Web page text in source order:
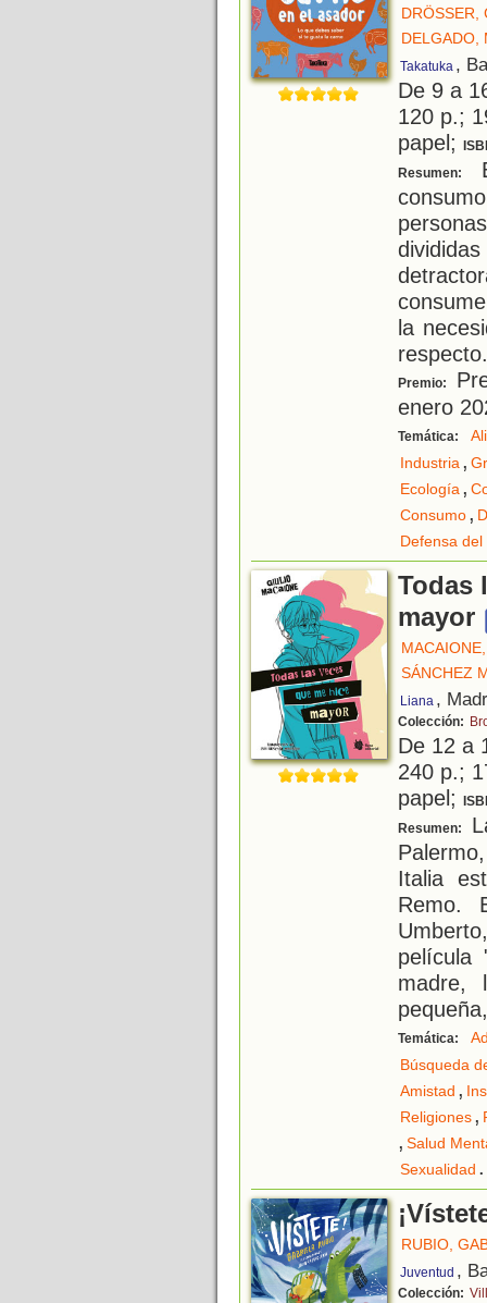
DRÖSSER,
DELGADO,
Takatuka ,
De 9 a
120 p.;
papel;
Resumen:
la
Premio:
enero
Temática:
Industria ,
Ecología ,
Consumo,
Defensa
Todas
mayor
SÁNCHEZ
Liana ,
Colección:
De 12 a
240 p.;
papel;
Resumen:
Italia
Remo.
película
madre,
Temática:
Búsqueda
Amistad ,
Religiones,
, Salud
Sexualidad .
RUBIO,
Juventud ,
Colección: